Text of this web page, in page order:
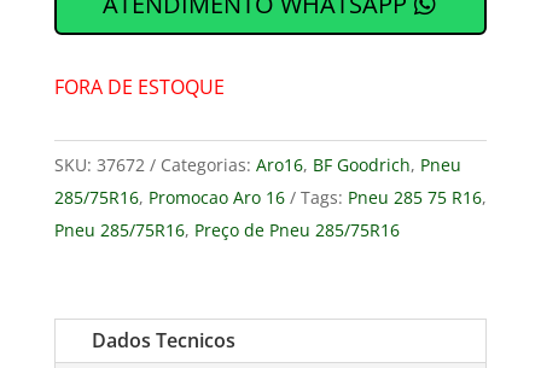
FORA DE ESTOQUE
SKU: 37672 Categorias: Aro16, BF Goodrich, Pneu
285/75R16, Promocao Aro 16 Tags: Pneu 285 75 R16,
Pneu 285/75R16, Preço de Pneu 285/75R16
Dados Tecnicos